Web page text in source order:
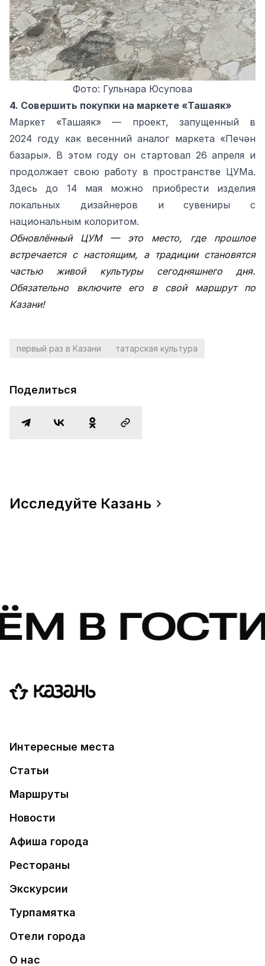
Фото: Гульнара Юсупова
4. Совершить покупки на маркете «Ташаяк»
Маркет «Ташаяк» — проект, запущенный в
2024 году как весенний аналог маркета «Печән
базары». В этом году он стартовал 26 апреля и
продолжает свою работу в пространстве ЦУМа.
Здесь до 14 мая можно приобрести изделия
локальных дизайнеров и сувениры с
национальным колоритом.
Обновлённый ЦУМ — это место, где прошлое
встречается с настоящим, а традиции становятся
частью живой культуры сегодняшнего дня.
Обязательно включите его в свой маршрут по
Казани!
первый раз в Казани татарская культура
Поделиться
Исследуйте Казань
Интересные места
Статьи
Маршруты
Новости
Афиша города
Рестораны
Экскурсии
Турпамятка
Отели города
О нас